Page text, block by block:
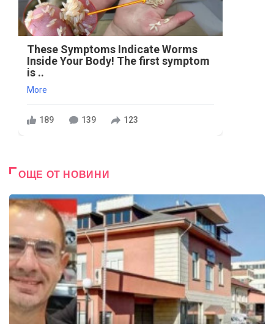
These Symptoms Indicate Worms
Inside Your Body! The first symptom
is ..
More
189 139 123
ОЩЕ ОТ НОВИНИ